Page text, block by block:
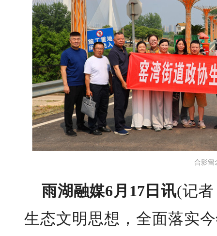
合影留
雨湖融媒6月17日讯(记
生态文明思想，全面落实